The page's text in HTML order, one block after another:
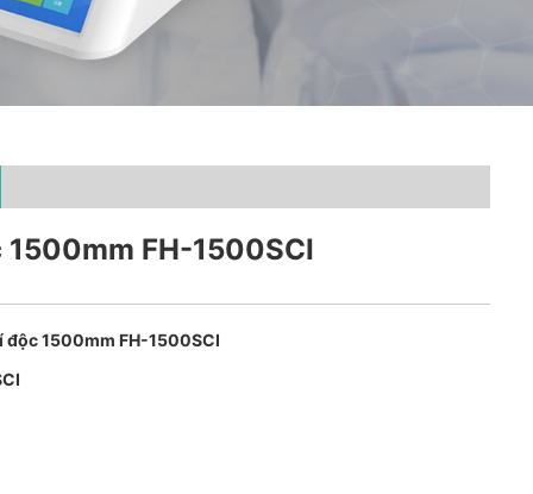
FH-1500SCI
độc 1500mm FH-1500SCI